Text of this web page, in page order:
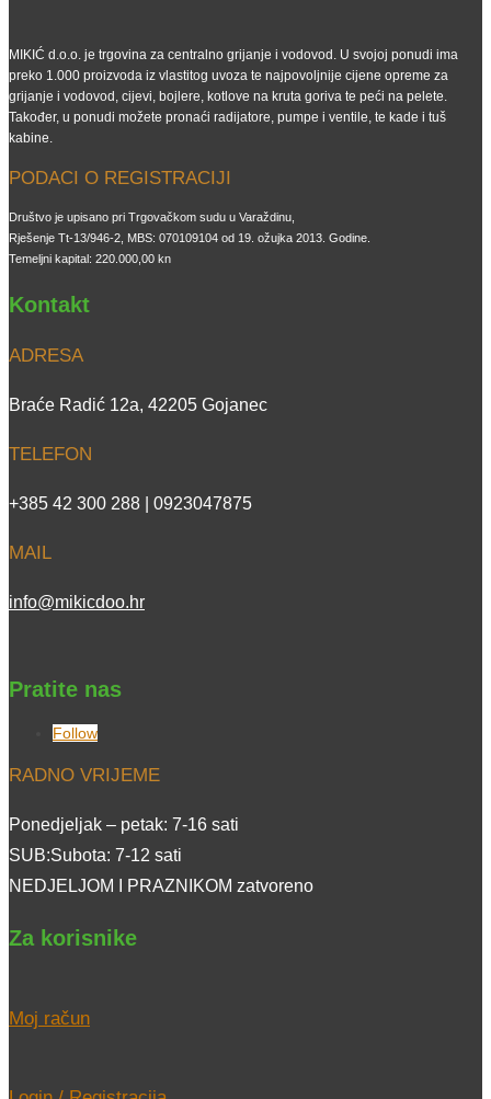
MIKIĆ d.o.o. je trgovina za centralno grijanje i vodovod. U svojoj ponudi ima
preko 1.000 proizvoda iz vlastitog uvoza te najpovoljnije cijene opreme za
grijanje i vodovod, cijevi, bojlere, kotlove na kruta goriva te peći na pelete.
Također, u ponudi možete pronaći radijatore, pumpe i ventile, te kade i tuš
kabine.
PODACI O REGISTRACIJI
Društvo je upisano pri Trgovačkom sudu u Varaždinu,
Rješenje Tt-13/946-2, MBS: 070109104 od 19. ožujka 2013. Godine.
Temeljni kapital: 220.000,00 kn
Kontakt
ADRESA
Braće Radić 12a, 42205 Gojanec
TELEFON
+385 42 300 288 | 0923047875
MAIL
info@mikicdoo.hr
Pratite nas
Follow
RADNO VRIJEME
Ponedjeljak – petak: 7-16 sati
SUB:Subota: 7-12 sati
NEDJELJOM I PRAZNIKOM zatvoreno
Za korisnike
Moj račun